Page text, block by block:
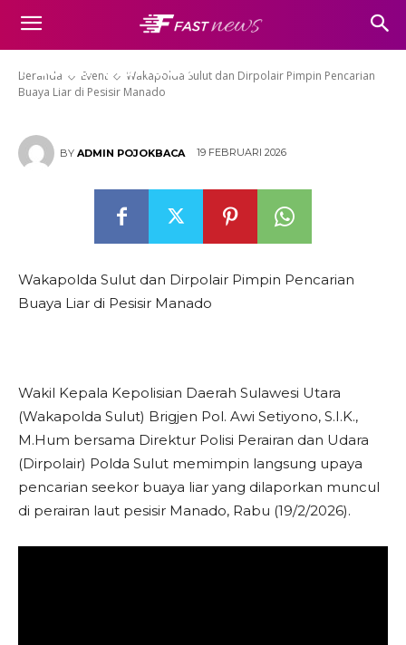
Beranda Event
Wakapolda Sulut dan Dirpolair Pimpin Pencarian
Buaya Liar di Pesisir Manado
Wakapolda Sulut dan Dirpolair
Pimpin Pencarian Buaya Liar di
Pesisir Manado
BY ADMIN POJOKBACA 19 FEBRUARI 2026
Wakapolda Sulut dan Dirpolair Pimpin Pencarian
Buaya Liar di Pesisir Manado
Wakil Kepala Kepolisian Daerah Sulawesi Utara
(Wakapolda Sulut) Brigjen Pol. Awi Setiyono, S.I.K.,
M.Hum bersama Direktur Polisi Perairan dan Udara
(Dirpolair) Polda Sulut memimpin langsung upaya
pencarian seekor buaya liar yang dilaporkan muncul
di perairan laut pesisir Manado, Rabu (19/2/2026).